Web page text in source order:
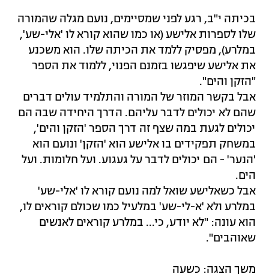
בכיתה י"ב, רגע לפני שמסיימים, נועם מגלה שהמורה
שלו לספרות אלישע (או כמו שהוא קורא לו 'אלי-שע',
במלרע), מפסיק ללמד את הכיתה שלו. הוא משכנע
את אלישע שיפגשו בזמנם הפנוי, ללמוד את הספר
"הזקן והים".
אבל בקשר המוזר של המורה והתלמיד עולים דברים
שהם לא יכולים לדבר עליהם. הדרך היחידה שבה הם
יכולים לגעת במה שצף זה דרך הספר 'הזקן והים',
במשחק תפקידים בו אלישע הוא 'הזקן' ונועם הוא
'הנער' - הם יכולים לדבר על געגוע. ועל חלומות. ועל
הים.
אבל כשאלישע שואל למה נועם קורא לו 'אלי-שע'
במלרע ולא 'א-לי-שע' במלעיל כמו שכולם קוראים לו,
הוא עונה: "לא יודע, כי... במלרע קוראים לאנשים
שאוהבים".
משך הצגה: כשעה